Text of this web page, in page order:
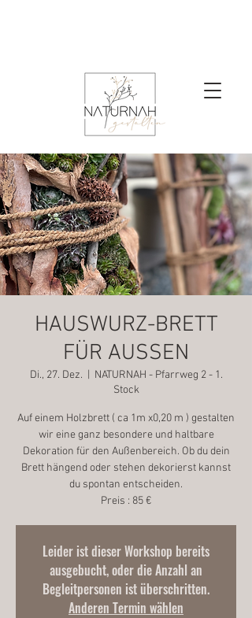
HAUSWURZ-BRETT
FÜR AUSSEN
Di., 27. Dez.
NATURNAH - Pfarrweg 2 - 1.
Stock
Auf einem Holzbrett ( ca 1m x0,20 m ) gestalten
wir eine ganz besondere und haltbare
Dekoration für den Außenbereich. Ob du dein
Brett hängend oder stehen dekorierst kannst
du spontan entscheiden.
Preis : 85 €
Leider ist dieser Workshop bereits
ausgebucht, oder die Anzahl an
Begleitpersonen ist überschritten.
Anderen Termin wählen